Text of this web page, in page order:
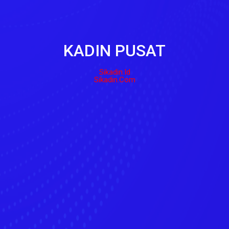
KADIN PUSAT
Sikadin.id
Sikadin.com